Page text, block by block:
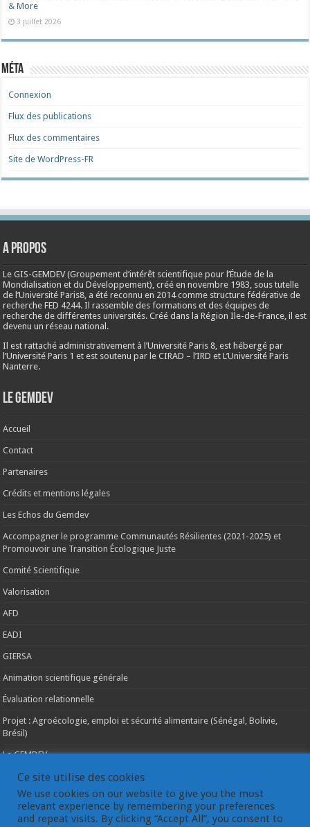
& More
3 juillet 2026
Méta
Connexion
Flux des publications
Flux des commentaires
Site de WordPress-FR
A propos
Le GIS-GEMDEV (Groupement d’intérêt scientifique pour l’Étude de la
Mondialisation et du Développement), créé ennovembre 1983, sous tutelle
de l’Université Paris8, a été reconnu en 2014 comme structure fédérative de
recherche FED 4244. Il rassemble des formations et des équipes de
recherche de différentes universités. Créé dans la Région Ile-de-France, il est
devenu un réseau national.
Il est rattaché administrativement à l’Université Paris 8, est hébergé par
l’Université Paris 1 et est soutenu par le CIRAD – l’IRD et L’Université Paris
Nanterre.
Le Gemdev
Accueil
Contact
Partenaires
Crédits et mentions légales
Les Echos du Gemdev
Accompagner le programme Communautés Résilientes (2021-2025) et
Promouvoir une Transition Écologique Juste
Comité Scientifique
Valorisation
AFD
EADI
GIERSA
Animation scientifique générale
Évaluation relationnelle
Projet : Agroécologie, emploi et sécurité alimentaire (Sénégal, Bolivie,
Brésil)
Le GEMDEV
La pluridisciplinarité
La coopération internationale
Les instances du GEMDEV
Ce site utilise des cookies
We use cookies on our website to give you the most
relevant experience by remembering your preferences
and repeat visits. By clicking “Accept All”, you consent to